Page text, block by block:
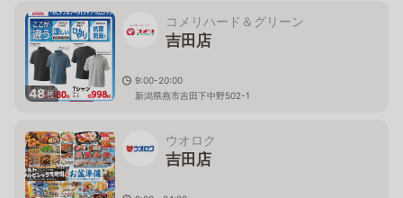
48枚
コメリハード＆グリーン
吉田店
9:00-20:00
新潟県燕市吉田下中野502-1
ウオロク
吉田店